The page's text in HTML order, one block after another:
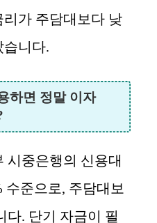
가 주담대보다 낮
습니다.
하면 정말 이자
시중은행의 신용대
수준으로, 주담대보
다. 단기 자금이 필